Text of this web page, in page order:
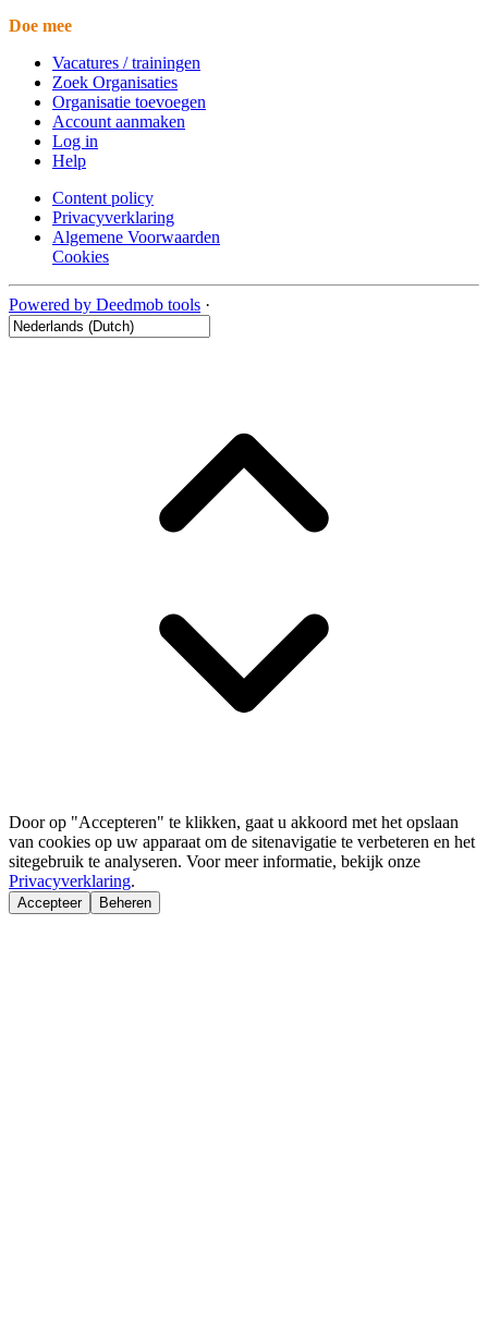
Doe mee
Vacatures / trainingen
Zoek Organisaties
Organisatie toevoegen
Account aanmaken
Log in
Help
Content policy
Privacyverklaring
Algemene Voorwaarden
Cookies
Powered by Deedmob tools ·
Door op "Accepteren" te klikken, gaat u akkoord met het opslaan
van cookies op uw apparaat om de sitenavigatie te verbeteren en het
sitegebruik te analyseren. Voor meer informatie, bekijk onze
Privacyverklaring.
Accepteer Beheren